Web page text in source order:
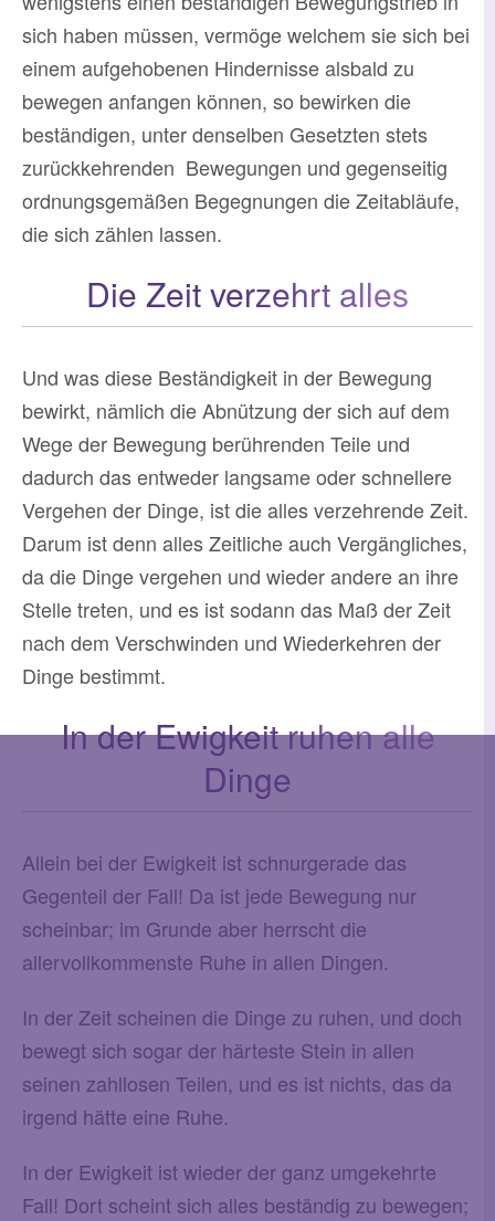
sich haben müssen, vermöge welchem sie sich bei
einem aufgehobenen Hindernisse alsbald zu
bewegen anfangen können, so bewirken die
beständigen, unter denselben Gesetzten stets
zurückkehrenden Bewegungen und gegenseitig
ordnungsgemäßen Begegnungen die Zeitabläufe,
die sich zählen lassen.
Die Zeit verzehrt alles
Und was diese Beständigkeit in der Bewegung
bewirkt, nämlich die Abnützung der sich auf dem
Wege der Bewegung berührenden Teile und
dadurch das entweder langsame oder schnellere
Vergehen der Dinge, ist die alles verzehrende Zeit.
Darum ist denn alles Zeitliche auch Vergängliches,
da die Dinge vergehen und wieder andere an ihre
Stelle treten, und es ist sodann das Maß der Zeit
nach dem Verschwinden und Wiederkehren der
Dinge bestimmt.
In der Ewigkeit ruhen alle
Dinge
Allein bei der Ewigkeit ist schnurgerade das
Gegenteil der Fall! Da ist jede Bewegung nur
scheinbar; im Grunde aber herrscht die
allervollkommenste Ruhe in allen Dingen.
In der Zeit scheinen die Dinge zu ruhen, und doch
bewegt sich sogar der härteste Stein in allen
seinen zahllosen Teilen, und es ist nichts, das da
irgend hätte eine Ruhe.
In der Ewigkeit ist wieder der ganz umgekehrte
Fall! Dort scheint sich alles beständig zu bewegen;